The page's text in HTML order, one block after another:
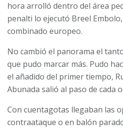
hora arrolló dentro del área
penalti lo ejecutó Breel
combinado europeo.
No cambió el panorama el
que pudo marcar más. Pudo
el añadido del primer tiempo,
Abunada salió al paso de cada
Con cuentagotas llegaban las
contraataque o en balón